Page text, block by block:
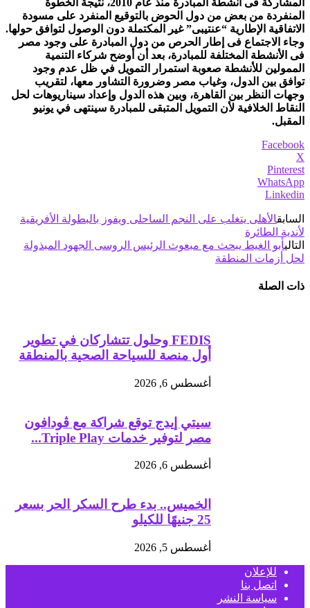
المنفردة من بعض من دول الحوض بالتوقيع المنفرد على مسودة
الاتفاقية الإطارية “عنتيبى” غير المكتملة دون الوصول لتوافق حولها.
وجاء الاجتماع فى إطار الحرص من دول المبادرة على وجود مصر
فى الأنشطة المختلفة للمبادرة، بعد أن أوضح شركاء التنمية
الممولين للأنشطة صعوبة استمرار التمويل في ظل عدم وجود
توافق بين الدول، وغياب مصر وضرورة التشاور معها، لتقريب
وجهات النظر بين القاهرة، وبين هذه الدول وإعداد سيناريوهات لحل
النقاط الخلافية لأن التمويل المتبقى للمبادرة سينتهى في يونيو
المقبل.
Facebook
X
Pinterest
WhatsApp
Linkedin
السابقالأهلى يتغلب على النجم الساحلى ويفوز بالبطولة الأفريقية
لأندية الطائرة
التاليأبو الغيط يبحث مع مبعوث الرئيس الروسى الجهود المبذولة
لحل أزمات المنطقة
ذات الصلة
FEDIS وحلول تتشاركان في تطوير
أول منصة للسياحة الصحية بالمنطقة
أغسطس 6, 2026
سيتي إيدج توقع شراكة مع ڤودافون
مصر لتوفير خدمات Triple Play...
أغسطس 6, 2026
الخميس.. بدء طرح السكر الحر بسعر
25 جنيهًا للكيلو
أغسطس 5, 2026
للإعلان
اتصل بنا
سياسة النشر